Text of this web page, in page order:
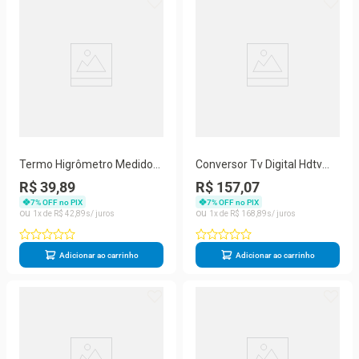
Termo Higrômetro Medidor
Temperatura Umidade Com
Relógio Digital PD-003
R$ 39,89
7% OFF no PIX
1
R$ 42 89
Adicionar ao carrinho
Conversor Tv Digital Hdtv
Hdmi Com Função Gravador
Usb Bivolt Mcd-888
R$ 157,07
7% OFF no PIX
1
R$ 168 89
Adicionar ao carrinho